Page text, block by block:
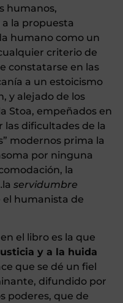
humanos,
la propuesta
humano como un
criterio de
constatarse en las
a un estoicismo
y alejado de los
Stoa, empeñados en
las dificultades de la
modernos prima la
por ninguna
la
servidumbre
el humanista de
el libro es la que
y a la huida
que se dé un fiel
difundido por
poderes, que de